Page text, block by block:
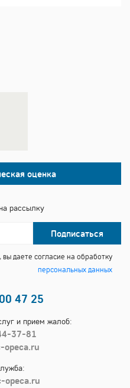
оценка
рассылку
Подписаться
даете согласие на обработку
персональных данных
47 25
и прием жалоб:
37-81
opeca.ru
opeca.ru